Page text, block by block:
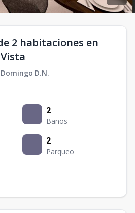
2 habitaciones en
D.N.
2
Baños
2
Parqueo